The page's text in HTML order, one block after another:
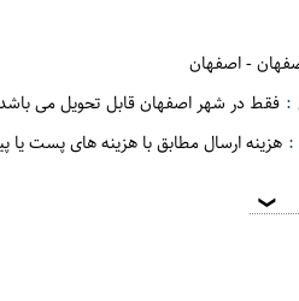
-اصفهان
: فقط در شهر اصفهان قابل تحویل می
: هزینه ارسال مطابق با هزینه های پست
❯